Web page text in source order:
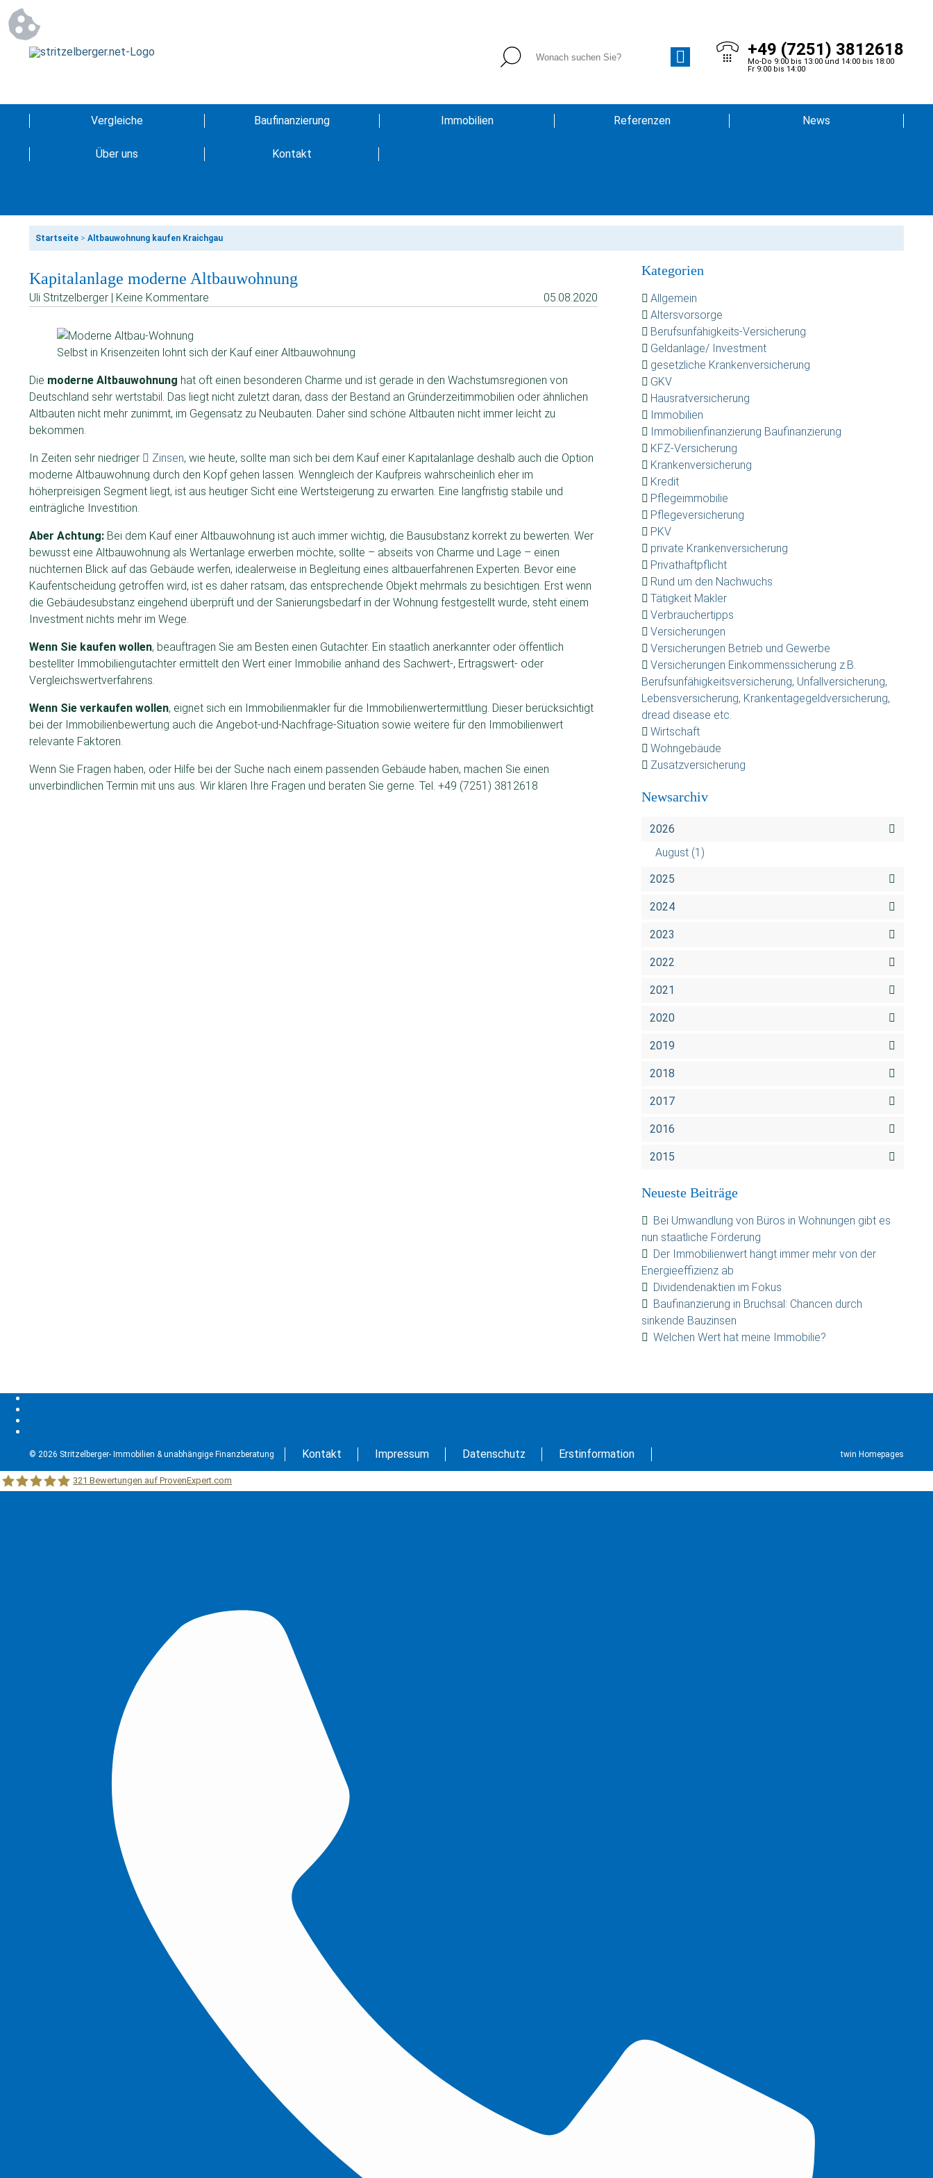
+49 (7251) 3812618
Mo-Do 9:00 bis 13:00 und 14:00 bis 18:00
Fr 9:00 bis 14:00
Vergleiche Baufinanzierung Immobilien Referenzen News
Über uns Kontakt
Startseite > Altbauwohnung kaufen Kraichgau
Kapitalanlage moderne Altbauwohnung
Uli Stritzelberger | Keine Kommentare 05.08.2020
Selbst in Krisenzeiten lohnt sich der Kauf einer Altbauwohnung
Die moderne Altbauwohnung hat oft einen besonderen Charme und ist gerade in den Wachstumsregionen von
Deutschland sehr wertstabil. Das liegt nicht zuletzt daran, dass der Bestand an Gründerzeitimmobilien oder ähnlichen
Altbauten nicht mehr zunimmt, im Gegensatz zu Neubauten. Daher sind schöne Altbauten nicht immer leicht zu
bekommen.
In Zeiten sehr niedriger Zinsen, wie heute, sollte man sich bei dem Kauf einer Kapitalanlage deshalb auch die Option
moderne Altbauwohnung durch den Kopf gehen lassen. Wenngleich der Kaufpreis wahrscheinlich eher im
höherpreisigen Segment liegt, ist aus heutiger Sicht eine Wertsteigerung zu erwarten. Eine langfristig stabile und
einträgliche Investition.
Aber Achtung: Bei dem Kauf einer Altbauwohnung ist auch immer wichtig, die Bausubstanz korrekt zu bewerten. Wer
bewusst eine Altbauwohnung als Wertanlage erwerben möchte, sollte – abseits von Charme und Lage – einen
nüchternen Blick auf das Gebäude werfen, idealerweise in Begleitung eines altbauerfahrenen Experten. Bevor eine
Kaufentscheidung getroffen wird, ist es daher ratsam, das entsprechende Objekt mehrmals zu besichtigen. Erst wenn
die Gebäudesubstanz eingehend überprüft und der Sanierungsbedarf in der Wohnung festgestellt wurde, steht einem
Investment nichts mehr im Wege.
Wenn Sie kaufen wollen, beauftragen Sie am Besten einen Gutachter. Ein staatlich anerkannter oder öffentlich
bestellter Immobiliengutachter ermittelt den Wert einer Immobilie anhand des Sachwert-, Ertragswert- oder
Vergleichswertverfahrens.
Wenn Sie verkaufen wollen, eignet sich ein Immobilienmakler für die Immobilienwertermittlung. Dieser berücksichtigt
bei der Immobilienbewertung auch die Angebot-und-Nachfrage-Situation sowie weitere für den Immobilienwert
relevante Faktoren.
Wenn Sie Fragen haben, oder Hilfe bei der Suche nach einem passenden Gebäude haben, machen Sie einen
unverbindlichen Termin mit uns aus. Wir klären Ihre Fragen und beraten Sie gerne. Tel. +49 (7251) 3812618
Kategorien
Allgemein
Altersvorsorge
Berufsunfähigkeits-Versicherung
Geldanlage/ Investment
gesetzliche Krankenversicherung
GKV
Hausratversicherung
Immobilien
Immobilienfinanzierung Baufinanzierung
KFZ-Versicherung
Krankenversicherung
Kredit
Pflegeimmobilie
Pflegeversicherung
PKV
private Krankenversicherung
Privathaftpflicht
Rund um den Nachwuchs
Tätigkeit Makler
Verbrauchertipps
Versicherungen
Versicherungen Betrieb und Gewerbe
Versicherungen Einkommenssicherung z.B.
Berufsunfähigkeitsversicherung, Unfallversicherung,
Lebensversicherung, Krankentagegeldversicherung,
dread disease etc.
Wirtschaft
Wohngebäude
Zusatzversicherung
Newsarchiv
2026
August (1)
2025
2024
2023
2022
2021
2020
2019
2018
2017
2016
2015
Neueste Beiträge
Bei Umwandlung von Büros in Wohnungen gibt es
nun staatliche Förderung
Der Immobilienwert hängt immer mehr von der
Energieeffizienz ab
Dividendenaktien im Fokus
Baufinanzierung in Bruchsal: Chancen durch
sinkende Bauzinsen
Welchen Wert hat meine Immobilie?
Kontakt Impressum Datenschutz Erstinformation
© 2026 Stritzelberger- Immobilien & unabhängige Finanzberatung twin Homepages
321 Bewertungen auf ProvenExpert.com